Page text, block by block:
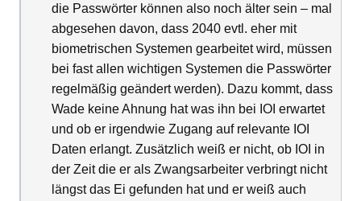
die Passwörter können also noch älter sein – mal
abgesehen davon, dass 2040 evtl. eher mit
biometrischen Systemen gearbeitet wird, müssen
bei fast allen wichtigen Systemen die Passwörter
regelmäßig geändert werden). Dazu kommt, dass
Wade keine Ahnung hat was ihn bei IOI erwartet
und ob er irgendwie Zugang auf relevante IOI
Daten erlangt. Zusätzlich weiß er nicht, ob IOI in
der Zeit die er als Zwangsarbeiter verbringt nicht
längst das Ei gefunden hat und er weiß auch